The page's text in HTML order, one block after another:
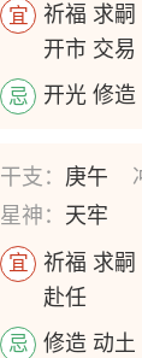
宜
祈福 求
开市 交
忌 开光 修造
干支： 庚午
星神： 天牢
宜
祈福 求
赴任
忌 修造 动土